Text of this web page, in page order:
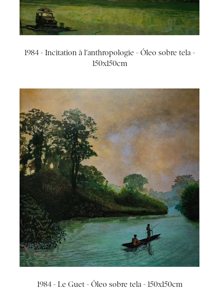
1984 - Incitation à l'anthropologie - Óleo sobre tela -
150x150cm
1984 - Le Guet - Óleo sobre tela - 150x150cm